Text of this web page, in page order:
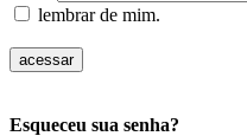
lembrar de mim.
Esqueceu sua senha?